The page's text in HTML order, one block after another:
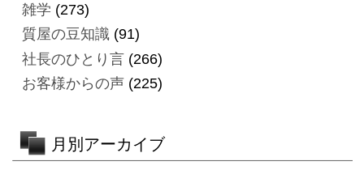
雑学 (273)
質屋の豆知識(91)
社長のひとり言(266)
お客様からの声(225)
月別アーカイブ